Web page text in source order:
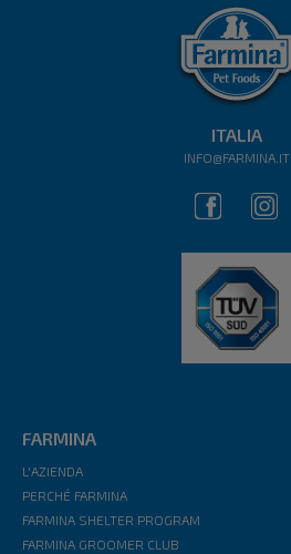
ITALIA
INFO@FARMINA.IT
FARMINA
L'AZIENDA
PERCHÉ FARMINA
FARMINA SHELTER PROGRAM
FARMINA GROOMER CLUB